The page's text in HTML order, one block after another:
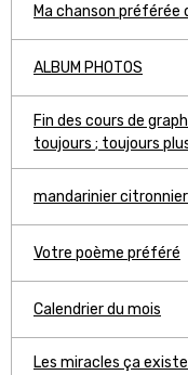
Ma chanson préférée
ALBUM PHOTOS
Fin des cours de
toujours ; toujours
mandarinier
Votre poème préféré
Calendrier du mois
Les miracles ça